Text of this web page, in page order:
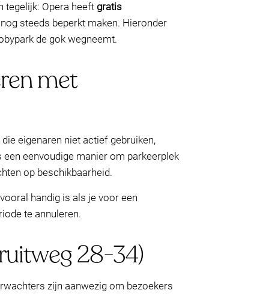
tegelijk: Opera heeft gratis
steeds beperkt maken. Hieronder
de gok wegneemt.
met
eigenaren niet actief gebruiken,
een eenvoudige manier om parkeerplek
op beschikbaarheid.
handig is als je voor een
te annuleren.
28-34)
zijn aanwezig om bezoekers